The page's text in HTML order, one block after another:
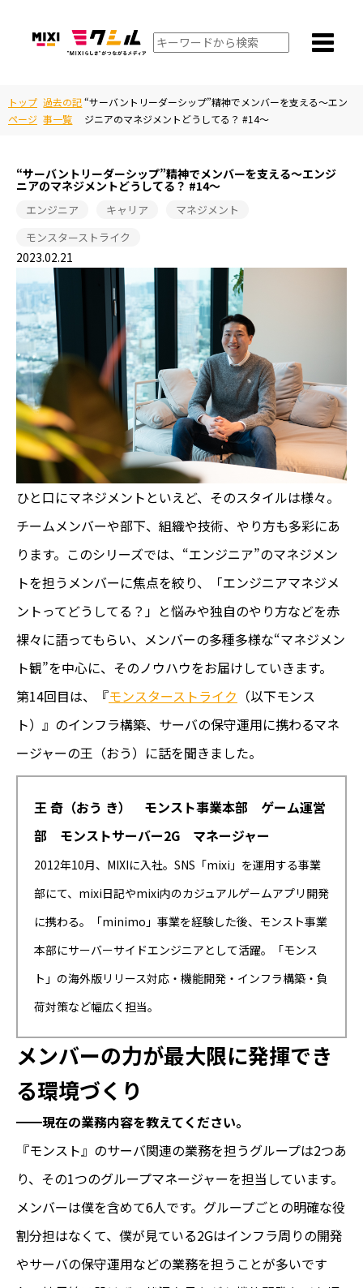
トップ
ページ
過去の記
事一覧
“サーバントリーダーシップ”精神でメンバーを支える～エン
ジニアのマネジメントどうしてる？ #14～
“サーバントリーダーシップ”精神でメンバーを支える～エンジ
ニアのマネジメントどうしてる？ #14～
エンジニア キャリア
マネジメント
モンスターストライク
2023.02.21
ひと口にマネジメントといえど、そのスタイルは様々。
チームメンバーや部下、組織や技術、やり方も多彩にあ
ります。このシリーズでは、“エンジニア”のマネジメン
トを担うメンバーに焦点を絞り、「エンジニアマネジメ
ントってどうしてる？」と悩みや独自のやり方などを赤
裸々に語ってもらい、メンバーの多種多様な“マネジメン
ト観”を中心に、そのノウハウをお届けしていきます。
第14回目は、『モンスターストライク （以下モンス
ト）』のインフラ構築、サーバの保守運用に携わるマネ
ージャーの王（おう）に話を聞きました。
王 奇（おう き） モンスト事業本部 ゲーム運営
部 モンストサーバー2G マネージャー
2012年10月、MIXIに入社。SNS「mixi」を運用する事業
部にて、mixi日記やmixi内のカジュアルゲームアプリ開発
に携わる。「minimo」事業を経験した後、モンスト事業
本部にサーバーサイドエンジニアとして活躍。「モンス
ト」の海外版リリース対応・機能開発・インフラ構築・負
荷対策など幅広く担当。
メンバーの力が最大限に発揮でき
る環境づくり
━━現在の業務内容を教えてください。
『モンスト』のサーバ関連の業務を担うグループは2つあ
り、その1つのグループマネージャーを担当しています。
メンバーは僕を含めて6人です。グループごとの明確な役
割分担はなくて、僕が見ている2Gはインフラ周りの開発
やサーバの保守運用などの業務を担うことが多いです